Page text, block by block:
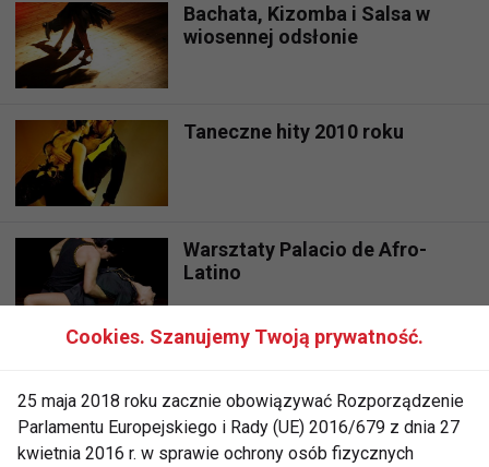
Bachata, Kizomba i Salsa w
wiosennej odsłonie
Taneczne hity 2010 roku
Warsztaty Palacio de Afro-
Latino
Tańca BACHATURO
Cookies. Szanujemy Twoją prywatność.
25 maja 2018 roku zacznie obowiązywać Rozporządzenie
Parlamentu Europejskiego i Rady (UE) 2016/679 z dnia 27
kwietnia 2016 r. w sprawie ochrony osób fizycznych